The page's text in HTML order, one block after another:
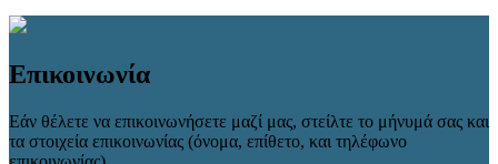
Επικοινωνία
Εάν θέλετε να επικοινωνήσετε μαζί μας, στείλτε το μήνυμά σας και
τα στοιχεία επικοινωνίας (όνομα, επίθετο, και τηλέφωνο